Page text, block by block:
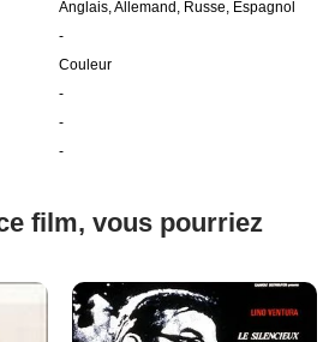
Anglais, Allemand, Russe, Espagnol
-
Couleur
-
-
-
film, vous pourriez